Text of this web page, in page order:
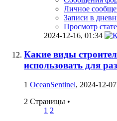
Личное
Записи в
Просмотр
2024-12-16, 01:34
Какие виды
использовать для
1 OceanSentinel, 2024-12-
2 Страницы •
1 2